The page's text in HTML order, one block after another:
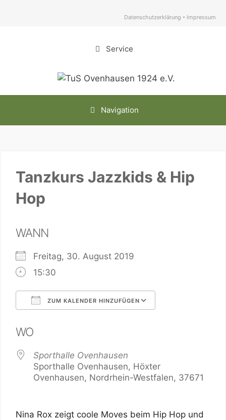
Datenschutzerklärung - Impressum
Service
Navigation
Tanzkurs Jazzkids & Hip
Hop
WANN
Freitag, 30. August 2019
15:30
ZUM KALENDER HINZUFÜGEN
WO
Sporthalle Ovenhausen
Sporthalle Ovenhausen, Höxter
Ovenhausen, Nordrhein-Westfalen, 37671
Nina Rox zeigt coole Moves beim Hip Hop und